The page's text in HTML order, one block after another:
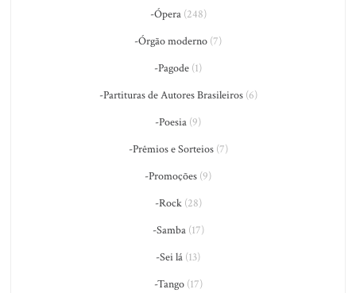
-Ópera(248)
-Órgão moderno (7)
-Pagode (1)
-Partituras de Autores Brasileiros(6)
-Poesia (9)
-Prêmios e Sorteios(7)
-Promoções (9)
-Rock(28)
-Samba(17)
-Sei lá (13)
-Tango(17)